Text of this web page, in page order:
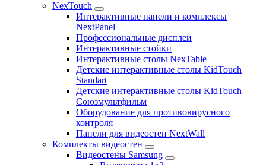
NexTouch
Интерактивные панели и комплексы
NextPanel
Профессиональные дисплеи
Интерактивные стойки
Интерактивные столы NexTable
Детские интерактивные столы KidTouch
Standart
Детские интерактивные столы KidTouch
Союзмультфильм
Оборудование для противовирусного
контроля
Панели для видеостен NextWall
Комплекты видеостен
Видеостены Samsung